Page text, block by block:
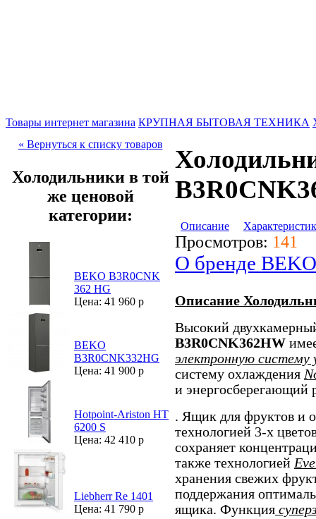
Товары интернет магазина КРУПНАЯ БЫТОВАЯ ТЕХНИКА
« Вернуться к списку товаров
Холодильники в той
же ценовой
категории:
BEKO B3R0CNK
362 HG
Цена: 41 960 р
BEKO
B3R0CNK332HG
Цена: 41 900 р
Hotpoint-Ariston HT
6200 S
Цена: 42 410 р
Liebherr Re 1401
Цена: 41 790 р
Описание
Просмотров: 141
О бренде BEKO
Описание
Высокий
B3R0CNK362HW
электронную систему
систему охлаждения
и
. Ящик для фруктов и
технологией 3-х
сохраняет
также технологией
хранения свежих
поддержания
ящика. Функция